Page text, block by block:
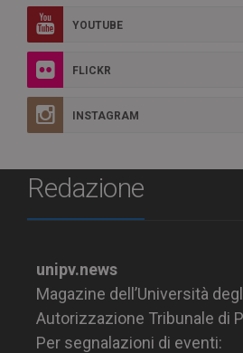
YOUTUBE
FLICKR
INSTAGRAM
Redazione
unipv.news
Magazine dell’Università
Autorizzazione Tribunale di
Per segnalazioni di eventi: